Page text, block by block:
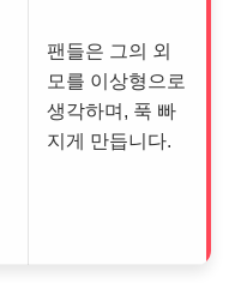
팬들은 그의 외
모를 이상형으로
생각하며, 푹 빠
지게 만듭니다.